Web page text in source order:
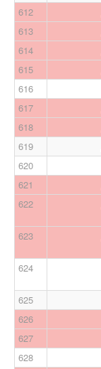
612
613
614
615
616
617
618
619
620
621
622
623
624
625
626
627
628